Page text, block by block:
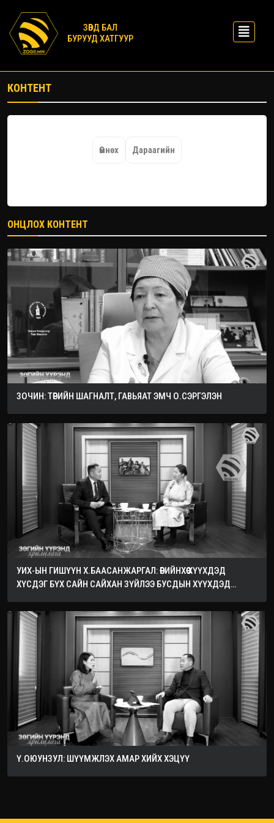
ЗӨВД БАЛ
БУРУУД ХАТГУУР
КОНТЕНТ
Өмнөх Дараагийн
ОНЦЛОХ КОНТЕНТ
ЗОЧИН: ТӨРИЙН ШАГНАЛТ, ГАВЬЯАТ ЭМЧ О.СЭРГЭЛЭН
УИХ-ЫН ГИШҮҮН Х.БААСАНЖАРГАЛ: ӨӨРИЙНХӨӨ ХҮҮХДЭД
ХҮСДЭГ БҮХ САЙН САЙХАН ЗҮЙЛЭЭ БУСДЫН ХҮҮХДЭД
Ү.ОЮУНЗУЛ: ШҮҮМЖЛЭХ АМАР ХИЙХ ХЭЦҮҮ